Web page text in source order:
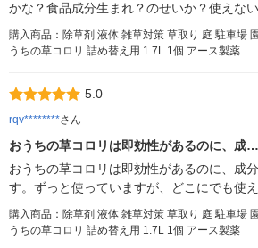
かな？食品成分生まれ？のせいか？使えない
購入商品：除草剤 液体 雑草対策 草取り 庭 駐車場
うちの草コロリ 詰め替え用 1.7L 1個 アース製薬
5.0
rqv********さん
おうちの草コロリは即効性があるのに、成…
おうちの草コロリは即効性があるのに、成
す。ずっと使っていますが、どこにでも使
購入商品：除草剤 液体 雑草対策 草取り 庭 駐車場
うちの草コロリ 詰め替え用 1.7L 1個 アース製薬